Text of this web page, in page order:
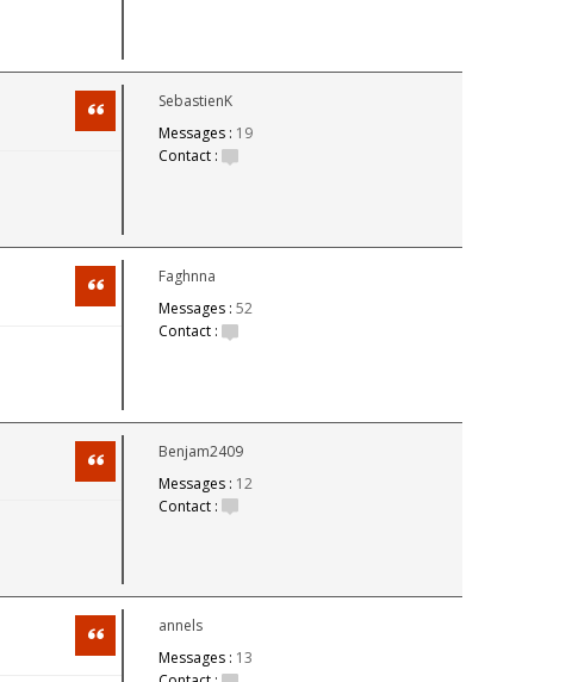
SebastienK
Messages : 19
Contact :
Citation
Faghnna
Messages : 52
Contact :
Citation
Benjam2409
Messages : 12
Contact :
Citation
annels
Messages : 13
Citation